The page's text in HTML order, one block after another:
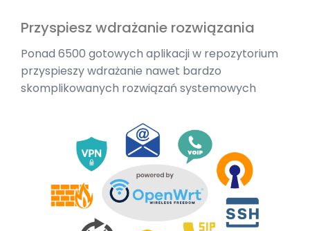
Przyspiesz wdrażanie rozwiązania
Ponad 6500 gotowych aplikacji w repozytorium
przyspieszy wdrażanie nawet bardzo
skomplikowanych rozwiązań systemowych